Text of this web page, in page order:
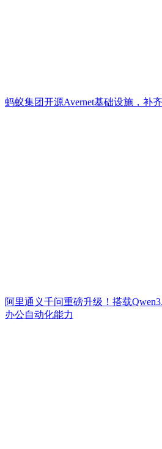
蚂蚁集团开源Avernet基础设施，补
阿里通义千问重磅升级！搭载
办公自动化能力